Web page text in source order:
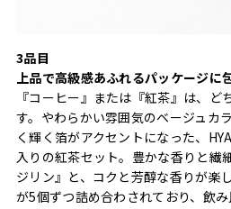
3品目
上品で高級感あふれるパッケージに
『コーヒー』または『紅茶』は、ど
す。やわらかい雰囲気のベージュカ
く輝く箔がアクセントになった、
入りの紅茶セット。豊かな香りと繊
ジリン』と、コクと芳醇な香りが楽
が5個ずつ詰め合わされており、飲